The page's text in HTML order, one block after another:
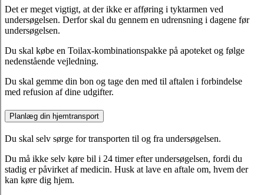
Det er meget vigtigt, at der ikke er afføring i tyktarmen ved
undersøgelsen. Derfor skal du gennem en udrensning i dagene før
undersøgelsen.
Du skal købe en Toilax-kombinationspakke på apoteket og følge
nedenstående vejledning.
Du skal gemme din bon og tage den med til aftalen i forbindelse
med refusion af dine udgifter.
Planlæg din hjemtransport
Du skal selv sørge for transporten til og fra undersøgelsen.
Du må ikke selv køre bil i 24 timer efter undersøgelsen, fordi du
stadig er påvirket af medicin. Husk at lave en aftale om, hvem der
kan køre dig hjem.